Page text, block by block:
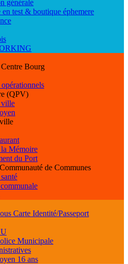
générale
en test & boutique éphemere
Bourg
(QPV)
ville
Mémoire
du Port
de Communes
Carte Identité/Passeport
Municipale
16 ans